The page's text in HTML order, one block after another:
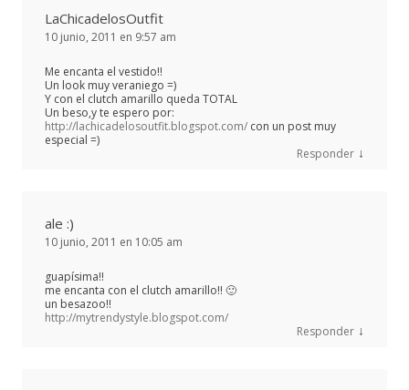
LaChicadelosOutfit
10 junio, 2011 en 9:57 am
Me encanta el vestido!!
Un look muy veraniego =)
Y con el clutch amarillo queda TOTAL
Un beso,y te espero por:
http://lachicadelosoutfit.blogspot.com/ con un post muy
especial =)
Responder ↓
ale :)
10 junio, 2011 en 10:05 am
guapísima!!
me encanta con el clutch amarillo!! 🙂
un besazoo!!
http://mytrendystyle.blogspot.com/
Responder ↓